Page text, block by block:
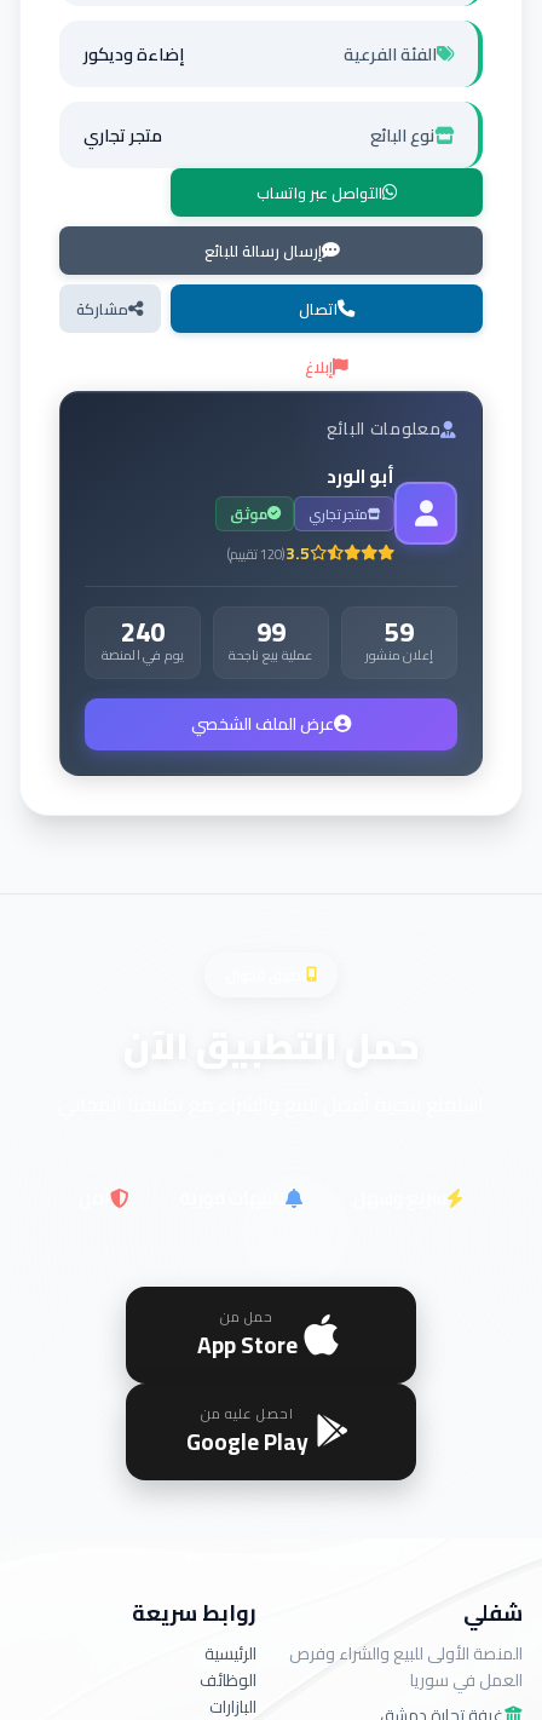
الفئة الفرعية إضاءة وديكور
نوع البائع متجر تجاري
التواصل عبر واتساب
إرسال رسالة للبائع
اتصال
مشاركة
إبلاغ
معلومات البائع
أبو الورد
متجر تجاري موثق
3.5
(
120تقييم)
59
إعلان منشور 99
عملية بيع ناجحة 240
يوم في المنصة
عرض الملف الشخصي
حمل التطبيق الآن
حمل من
App Store
احصل عليه من
Google Play
شفلي
المنصة الأولى للبيع والشراء وفرص
العمل في سوريا
روابط سريعة
الرئيسية
الوظائف
البازارات